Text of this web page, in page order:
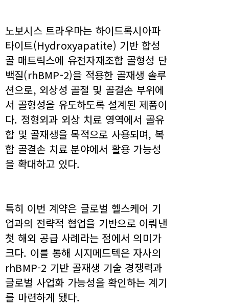
노보시스 트라우마는 하이드록시아파
타이트(Hydroxyapatite) 기반 합성
골 매트릭스에 유전자재조합 골형성 단
백질(rhBMP-2)을 적용한 골재생 솔루
션으로, 외상성 골절 및 골결손 부위에
서 골형성을 유도하도록 설계된 제품이
다. 정형외과 외상 치료 영역에서 골유
합 및 골재생을 목적으로 사용되며, 복
합 골결손 치료 분야에서 활용 가능성
을 확대하고 있다.
특히 이번 계약은 글로벌 헬스케어 기
업과의 전략적 협업을 기반으로 이뤄낸
첫 해외 공급 사례라는 점에서 의미가
크다. 이를 통해 시지메드텍은 자사의
rhBMP-2 기반 골재생 기술 경쟁력과
글로벌 사업화 가능성을 확인하는 계기
를 마련하게 됐다.